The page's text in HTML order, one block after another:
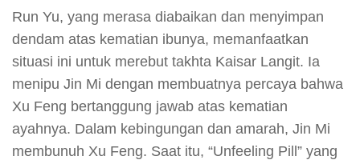
Run Yu, yang merasa diabaikan dan menyimpan
dendam atas kematian ibunya, memanfaatkan
situasi ini untuk merebut takhta Kaisar Langit. Ia
menipu Jin Mi dengan membuatnya percaya bahwa
Xu Feng bertanggung jawab atas kematian
ayahnya. Dalam kebingungan dan amarah, Jin Mi
membunuh Xu Feng. Saat itu, “Unfeeling Pill” yang